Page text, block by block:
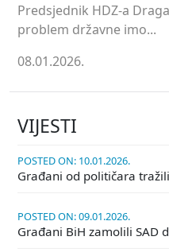
Predsjednik HDZ-a
problem državne imo...
08.01.2026.
VIJESTI
POSTED ON: 10.01.2026.
Građani od političara
POSTED ON: 09.01.2026.
Građani BiH zamolili SAD